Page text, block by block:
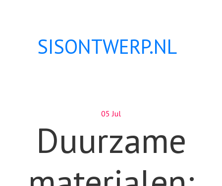
SISONTWERP.NL
05 Jul
Duurzame